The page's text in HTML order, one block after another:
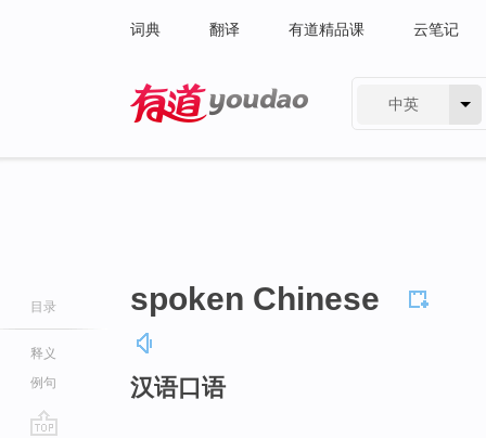
词典 翻译 有道精品课 云笔记
中英
目录
释义
例句
spoken Chinese
汉语口语